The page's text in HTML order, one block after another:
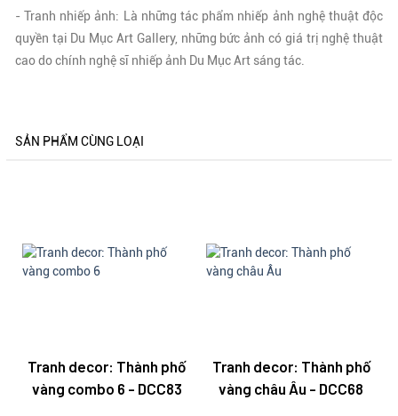
- Tranh nhiếp ảnh: Là những tác phẩm nhiếp ảnh nghệ thuật độc
quyền tại Du Mục Art Gallery, những bức ảnh có giá trị nghệ thuật
cao do chính nghệ sĩ nhiếp ảnh Du Mục Art sáng tác.
SẢN PHẨM CÙNG LOẠI
Tranh decor: Thành phố
vàng combo 6 - DCC83
Tranh decor: Thành phố
vàng châu Âu - DCC68